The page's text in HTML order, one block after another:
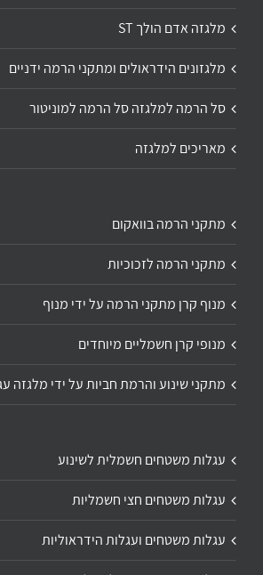
מלגזה אדם הולך ST
מלגזונים הידראולים ומתקני הרמה ידניים
סל הרמה למלגזה סל הרמה למוניטור
מאריכים למלגזה
מתקני הרמה בוואקום
מתקני הרמה לזכוכיות
מנוף קרן מתקני הרמה על ידי מנוף
מנופי קרן חשמליים מיוחדים
מתקני שינוע והרמת חביות על ידי מלגזה
עגלות משטחים חשמלית לשינוע
עגלות משטחים חצי חשמליות
עגלות משטחים ועגלות הידראוליות